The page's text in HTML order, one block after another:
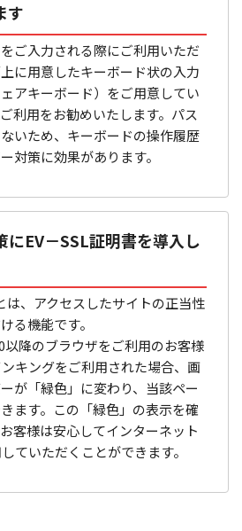
す
ご入力される際にご利用いただ
に用意したキーボード状の入力
アキーボード）をご用意してい
利用をお勧めいたします。パス
いため、キーボードの操作履歴
対策に効果があります。
にEV－SSL証明書を導入し
は、アクセスしたサイトの正当性
る機能です。
降のブラウザをご利用のお客様
キングをご利用された場合、画
が「緑色」に変わり、当該ペー
ます。この「緑色」の表示を確
客様は安心してインターネット
ていただくことができます。